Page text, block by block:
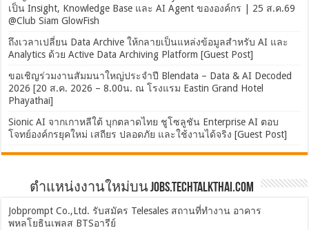
เป็น Insight, Knowledge Base และ AI Agent ขององค์กร | 25 ส.ค.69
@Club Siam GlowFish
ถึงเวลาเปลี่ยน Data Archive ให้กลายเป็นแหล่งข้อมูลสำหรับ AI และ
Analytics ด้วย Active Data Archiving Platform [Guest Post]
ขอเชิญร่วมงานสัมมนาใหญ่ประจำปี Blendata – Data & AI Decoded
2026 [20 ส.ค. 2026 – 8.00น. ณ โรงแรม Eastin Grand Hotel
Phayathai]
Sionic AI จากเกาหลีใต้ บุกตลาดไทย ชูโซลูชัน Enterprise AI ตอบ
โจทย์องค์กรยุคใหม่ เสถียร ปลอดภัย และใช้งานได้จริง [Guest Post]
ตำแหน่งงานใหม่บน Jobs.TechTalkThai.com
Jobprompt Co.,Ltd. รับสมัคร Telesales สถานที่ทำงาน อาคาร
พหลโยธินเพลส BTSอารีย์